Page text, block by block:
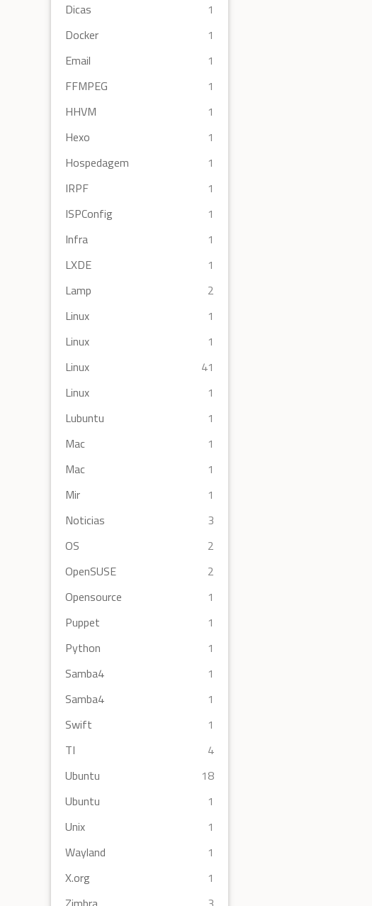
Dicas
1
Docker
1
Email
1
FFMPEG
1
HHVM
1
Hexo
1
Hospedagem
1
IRPF
1
ISPConfig
1
Infra
1
LXDE
1
Lamp
2
Linux
1
Linux
1
Linux
41
Linux
1
Lubuntu
1
Mac
1
Mac
1
Mir
1
Noticias
3
OS
2
OpenSUSE
2
Opensource
1
Puppet
1
Python
1
Samba4
1
Samba4
1
Swift
1
TI
4
Ubuntu
18
Ubuntu
1
Unix
1
Wayland
1
X.org
1